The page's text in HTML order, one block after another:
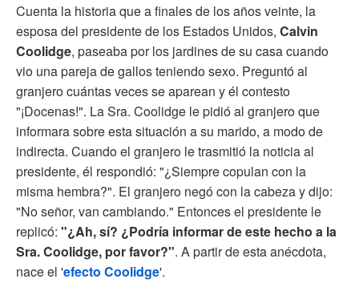
Cuenta la historia que a finales de los años veinte, la
esposa del presidente de los Estados Unidos, Calvin
Coolidge, paseaba por los jardines de su casa cuando
vio una pareja de gallos teniendo sexo. Preguntó al
granjero cuántas veces se aparean y él contesto
"¡Docenas!". La Sra. Coolidge le pidió al granjero que
informara sobre esta situación a su marido, a modo de
indirecta. Cuando el granjero le trasmitió la noticia al
presidente, él respondió: "¿Siempre copulan con la
misma hembra?". El granjero negó con la cabeza y dijo:
"No señor, van cambiando." Entonces el presidente le
replicó: "¿Ah, sí? ¿Podría informar de este hecho a la
Sra. Coolidge, por favor?". A partir de esta anécdota,
nace el 'efecto Coolidge'.